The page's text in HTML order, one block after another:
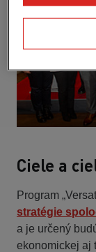
Ciele a
Program
stratégie
a je určený
ekonomickej aj